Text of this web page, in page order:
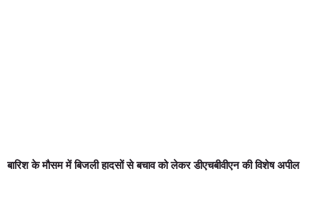
बारिश के मौसम में बिजली हादसों से बचाव को लेकर डीएचबीवीएन की विशेष अपील